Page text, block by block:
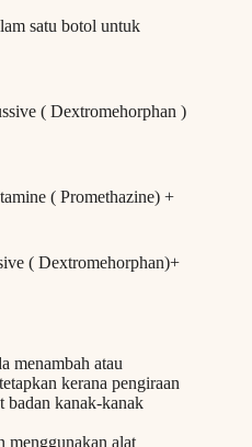
satu botol untuk
( Dextromehorphan )
( Promethazine) +
( Dextromehorphan)+
menambah atau
kerana pengiraan
badan kanak-kanak
menggunakan alat